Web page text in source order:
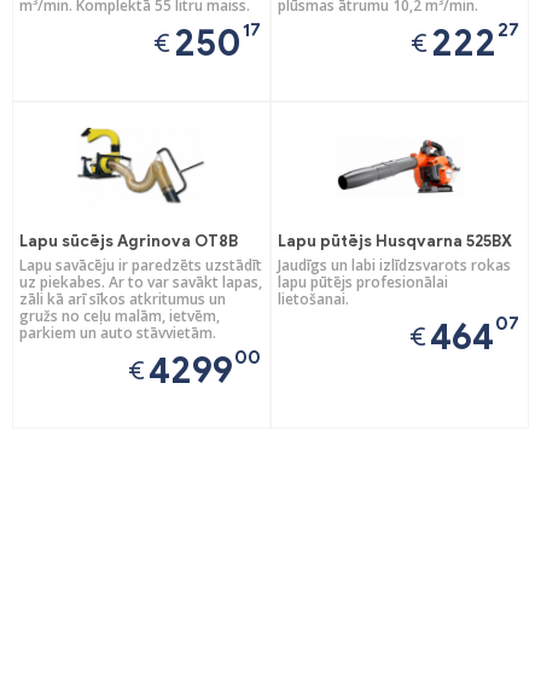
m³/min. Komplektā 55 litru maiss.
€25017
plūsmas ātrumu 10,2 m³/min.
€222 27
Lapu sūcējs Agrinova OT8B
Lapu savācēju ir paredzēts uzstādīt
uz piekabes. Ar to var savākt lapas,
zāli kā arī sīkos atkritumus un
gružs no ceļu malām, ietvēm,
parkiem un auto stāvvietām.
€429900
Lapu pūtējs Husqvarna 525BX
Jaudīgs un labi izlīdzsvarots rokas
lapu pūtējs profesionālai
lietošanai.
€46407